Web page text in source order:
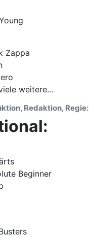
Zappa
weitere...
Redaktion, Regie:
Beginner